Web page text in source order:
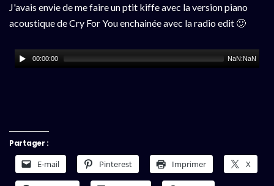
J'avais envie de me faire un ptit kiffe avec la version piano
acoustique de Cry For You enchainée avec la radio edit 🙂
00:00:00 NaN:NaN
Partager :
E-mail Pinterest Imprimer X